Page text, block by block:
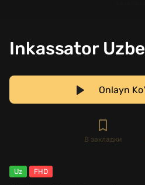
Inkassator
Onlayn
В закладки
Uz FHD